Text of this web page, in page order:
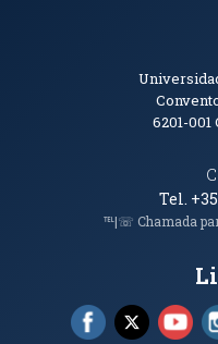
Informações
6201-001
Tel.
℡|☏ Chamada
Facebook
X (abre